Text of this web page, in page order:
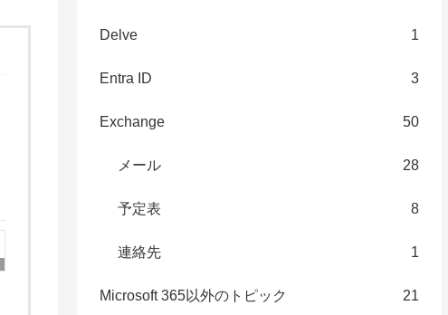
Delve 1
Entra ID 3
Exchange 50
メール 28
予定表 8
連絡先 1
Microsoft 365以外のトピック 21